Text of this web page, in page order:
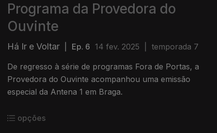
Programa da Provedora do
Ouvinte
Há Ir e Voltar Ep. 6 14 fev. 2025 temporada 7
De regresso à série de programas Fora de Portas, a
Provedora do Ouvinte acompanhou uma emissão
especial da Antena 1 em Braga.
opções